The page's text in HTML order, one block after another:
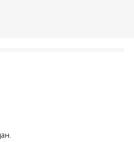
на молнии для малышей